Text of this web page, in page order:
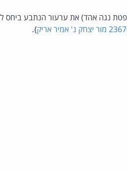
(השופטת נגה אהד) את ערעור הנתבע
}.